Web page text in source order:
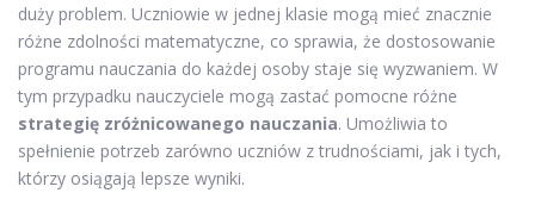
duży problem. Uczniowie w jednej klasie mogą mieć znacznie
różne zdolności matematyczne, co sprawia, że dostosowanie
programu nauczania do każdej osoby staje się wyzwaniem. W
tym przypadku nauczyciele mogą zastać pomocne różne
strategię zróżnicowanego nauczania. Umożliwia to
spełnienie potrzeb zarówno uczniów z trudnościami, jak i tych,
którzy osiągają lepsze wyniki.